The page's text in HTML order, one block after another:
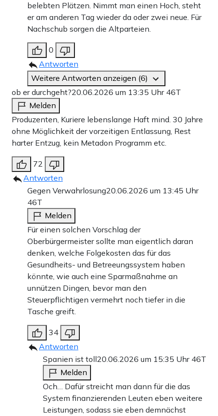
belebten Plätzen. Nimmt man einen Hoch, steht
er am anderen Tag wieder da oder zwei neue. Für
Nachschub sorgen die Altparteien.
0
Antworten
Weitere Antworten anzeigen (6)
ob er durchgeht?20.06.2026 um 13:35 Uhr 46T
Melden
Produzenten, Kuriere lebenslange Haft mind. 30 Jahre
ohne Möglichkeit der vorzeitigen Entlassung, Rest
harter Entzug, kein Metadon Programm etc.
72
Antworten
Gegen Verwahrlosung20.06.2026 um 13:45 Uhr
46T
Melden
Für einen solchen Vorschlag der
Oberbürgermeister sollte man eigentlich daran
denken, welche Folgekosten das für das
Gesundheits- und Betreeungssystem haben
könnte, wie auch eine Sparmaßnahme an
unnützen Dingen, bevor man den
Steuerpflichtigen vermehrt noch tiefer in die
Tasche greift.
34
Antworten
Spanien ist toll20.06.2026 um 15:35 Uhr 46T
Melden
Och… Dafür streicht man dann für die das
System finanzierenden Leuten eben weitere
Leistungen, sodass sie eben demnächst